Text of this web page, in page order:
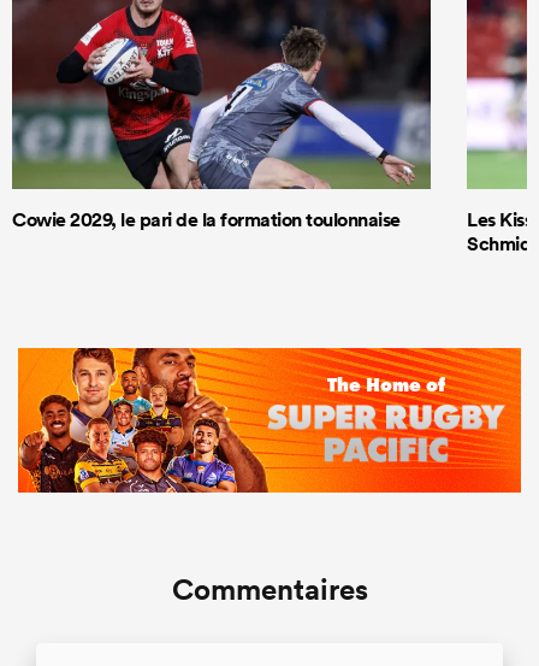
Cowie 2029, le pari de la formation toulonnaise
Les
Schmidt
Commentaires